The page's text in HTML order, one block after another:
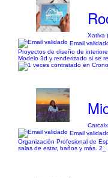
Xativa
Email
Proyectos de diseño de
Modelo 3d y renderizado si se
Email
Organización Profesional de
salas de estar, baños y más.